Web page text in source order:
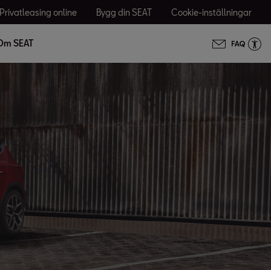
Privatleasing online Bygg din SEAT Cookie-inställningar
SEAT